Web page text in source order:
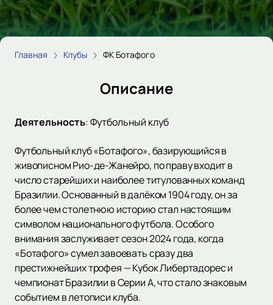
Главная Клубы ФК Ботафого
Описание
Деятельность:Футбольный клуб
Футбольный клуб «Ботафого», базирующийся в
живописном Рио-де-Жанейро, по праву входит в
число старейших и наиболее титулованных команд
Бразилии. Основанный в далёком 1904 году, он за
более чем столетнюю историю стал настоящим
символом национального футбола. Особого
внимания заслуживает сезон 2024 года, когда
«Ботафого» сумел завоевать сразу два
престижнейших трофея — Кубок Либертадорес и
чемпионат Бразилии в Серии А, что стало знаковым
событием в летописи клуба.